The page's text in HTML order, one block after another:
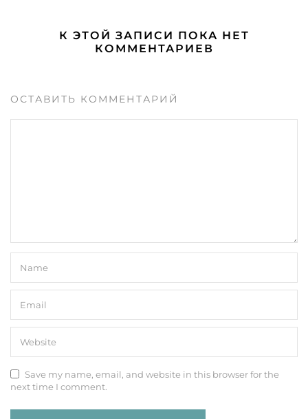
К ЭТОЙ ЗАПИСИ ПОКА НЕТ
КОММЕНТАРИЕВ
ОСТАВИТЬ КОММЕНТАРИЙ
Save my name, email, and website in this browser for the
next time I comment.